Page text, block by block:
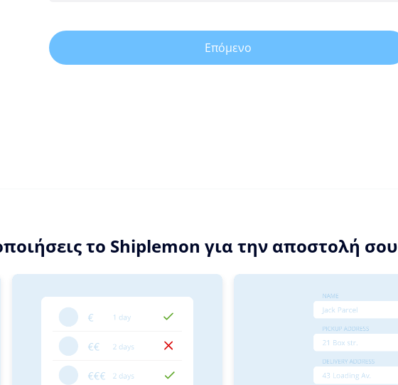
Επόμενο
το Shiplemon για την αποστολή